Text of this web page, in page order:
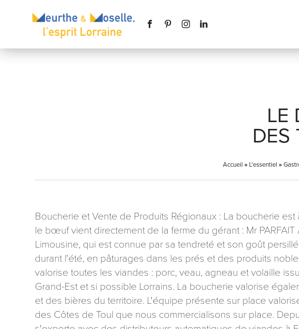
LE
DES
Accueil » L'essentiel »
Boucherie et Vente de Produits Régionaux : La boucherie
le bœuf vient directement de la ferme du gérant : Mr
Limousine, qui est connue par sa tendreté et son goût
durant l'été, en pâturages dans les prés et des produits
valorise toutes les viandes : porc, veau, agneau et volaille
Grand-Est et si possible Lorrains. La boucherie valorise
et des bières du territoire. L'équipe présente sur place
des Côtes de Toul que nous commercialisons sur place.
Les informations recueillies à partir de ce
mention contraire). Vous disposez d’un
concernant, que vous pouvez exercer en